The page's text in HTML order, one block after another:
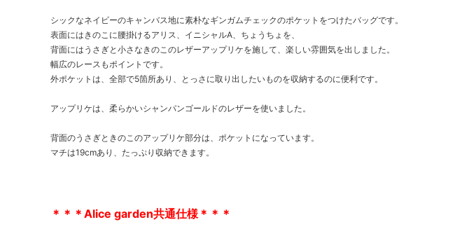
シックなネイビーのキャンバス地に素朴なギンガムチェックのポケットをつけたバッグです。
表面にはきのこに腰掛けるアリス、イニシャルA、ちょうちょを、
背面にはうさぎと小さなきのこのレザーアップリケを施して、楽しい雰囲気を出しました。
幅広のレースもポイントです。
外ポケットは、全部で5箇所あり、とっさに取り出したいものを収納するのに便利です。
アップリケは、柔らかいシャンパンゴールドのレザーを使いました。
背面のうさぎときのこのアップリケ部分は、ポケットになっています。
マチは19cmあり、たっぷり収納できます。
＊＊＊Alice garden共通仕様＊＊＊